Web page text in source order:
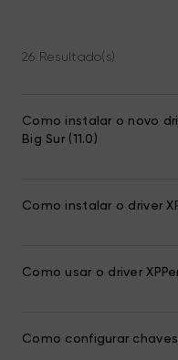
26 Resultado(s)
Como instalar o novo
Big Sur (11.0)
Como instalar o driver
Como usar o driver
Como configurar